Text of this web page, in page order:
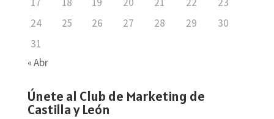
24
25 26 27 28 29
30
31
« Abr
Únete al Club de Marketing de
Castilla y León